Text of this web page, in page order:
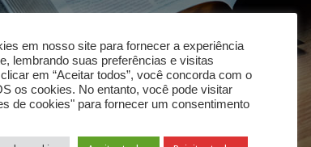
em nosso site para fornecer a experiência
lembrando suas preferências e visitas
em “Aceitar todos”, você concorda com o
os cookies. No entanto, você pode visitar
de cookies" para fornecer um consentimento